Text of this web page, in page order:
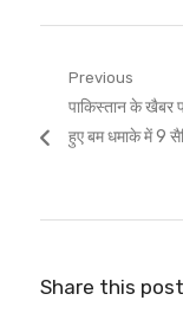
Post
navigation
Previous
Previous
post:
पाकिस्तान के खैबर
हुए बम धमाके में 9
Share this post